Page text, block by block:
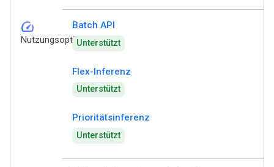
speed
Nutzungsoptionen
Batch API
Unterstützt
Flex-Inferenz
Unterstützt
Prioritätsinferenz
Unterstützt